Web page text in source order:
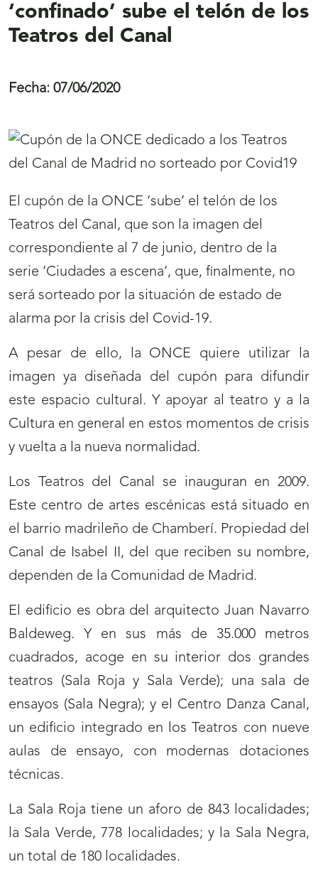
‘confinado’ sube el telón de los
Teatros del Canal
Fecha: 07/06/2020
El cupón de la ONCE ‘sube’ el telón de los
Teatros del Canal, que son la imagen del
correspondiente al 7 de junio, dentro de la
serie ‘Ciudades a escena’, que, finalmente, no
será sorteado por la situación de estado de
alarma por la crisis del Covid-19.
A pesar de ello, la ONCE quiere utilizar la
imagen ya diseñada del cupón para difundir
este espacio cultural. Y apoyar al teatro y a la
Cultura en general en estos momentos de crisis
y vuelta a la nueva normalidad.
Los Teatros del Canal se inauguran en 2009.
Este centro de artes escénicas está situado en
el barrio madrileño de Chamberí. Propiedad del
Canal de Isabel II, del que reciben su nombre,
dependen de la Comunidad de Madrid.
El edificio es obra del arquitecto Juan Navarro
Baldeweg. Y en sus más de 35.000 metros
cuadrados, acoge en su interior dos grandes
teatros (Sala Roja y Sala Verde); una sala de
ensayos (Sala Negra); y el Centro Danza Canal,
un edificio integrado en los Teatros con nueve
aulas de ensayo, con modernas dotaciones
técnicas.
La Sala Roja tiene un aforo de 843 localidades;
la Sala Verde, 778 localidades; y la Sala Negra,
un total de 180 localidades.